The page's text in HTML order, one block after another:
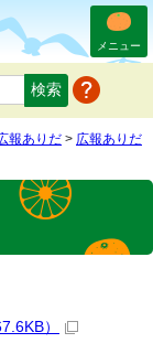
メニュー
報ありだ > 広報ありだ
）